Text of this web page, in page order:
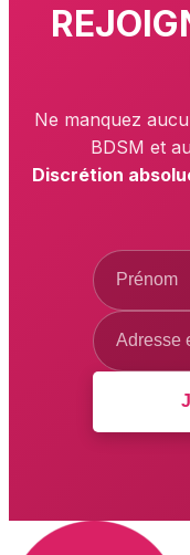
Ne manquez
BDSM et
Discrétion